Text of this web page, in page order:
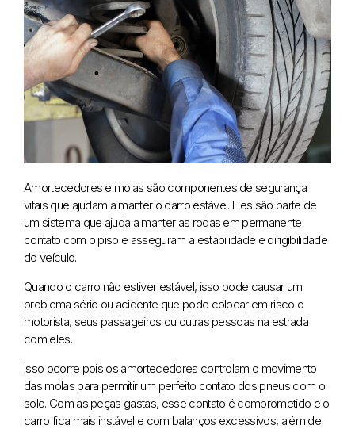
Amortecedores e molas são componentes de segurança
vitais que ajudam a manter o carro estável. Eles são parte de
um sistema que ajuda a manter as rodas em permanente
contato com o piso e asseguram a estabilidade e dirigibilidade
do veículo.
Quando o carro não estiver estável, isso pode causar um
problema sério ou acidente que pode colocar em risco o
motorista, seus passageiros ou outras pessoas na estrada
com eles.
Isso ocorre pois os amortecedores controlam o movimento
das molas para permitir um perfeito contato dos pneus com o
solo. Com as peças gastas, esse contato é comprometido e o
carro fica mais instável e com balanços excessivos, além de